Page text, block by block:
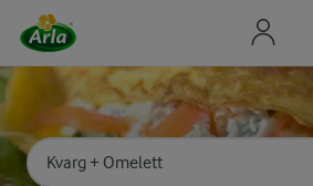
Sök på kategori eller ingrediens